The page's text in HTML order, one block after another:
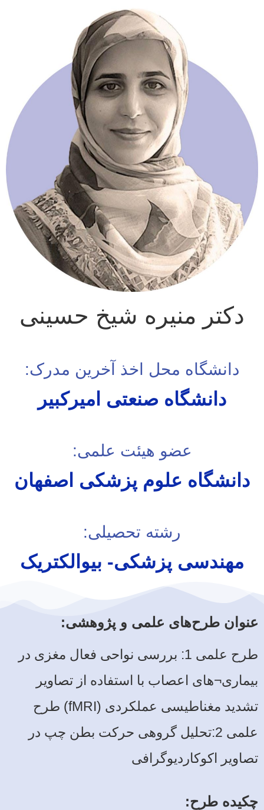
دکتر منیره شیخ حسینی
دانشگاه محل اخذ آخرین مدرک:
دانشگاه صنعتی امیرکبیر
عضو هیئت علمی:
دانشگاه علوم پزشکی اصفهان
رشته تحصیلی:
مهندسی پزشکی- بیوالکتریک
عنوان طرح‌های علمی و پژوهشی:
طرح علمی 1: بررسی نواحی فعال مغزی در
بیماری¬های اعصاب با استفاده از تصاویر
تشدید مغناطیسی عملکردی (fMRI) طرح
علمی 2:تحلیل گروهی حرکت بطن چپ در
تصاویر اکوکاردیوگرافی
چکیده طرح‌: